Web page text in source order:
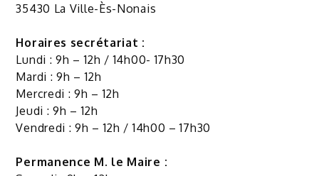
35430 La Ville-Ès-Nonais
Horaires secrétariat :
Lundi : 9h – 12h / 14h00- 17h30
Mardi : 9h – 12h
Mercredi : 9h – 12h
Jeudi : 9h – 12h
Vendredi : 9h – 12h / 14h00 – 17h30
Permanence M. le Maire :